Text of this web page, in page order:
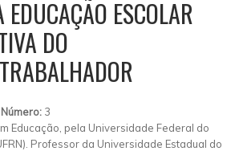
ESCOLAR
DO
Número: 3
Educação, pela Universidade Federal do
Professor da Universidade Estadual do